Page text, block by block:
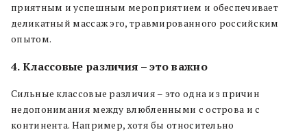
приятным и успешным мероприятием и обеспечивает
деликатный массаж эго, травмированного российским
опытом.
4. Классовые различия – это важно
Сильные классовые различия – это одна из причин
недопонимания между влюбленными с острова и с
континента. Например, хотя бы относительно